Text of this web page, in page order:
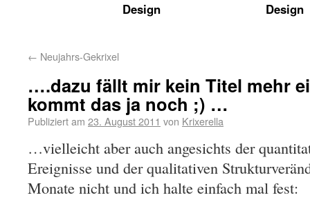
Design
Design
← Neujahrs-Gekrixel
….dazu fällt mir kein Titel mehr
kommt das ja noch ;) …
Publiziert am 23. August 2011 von Krixerella
…vielleicht aber auch angesichts der
Ereignisse und der qualitativen
Monate nicht und ich halte einfach mal fest: